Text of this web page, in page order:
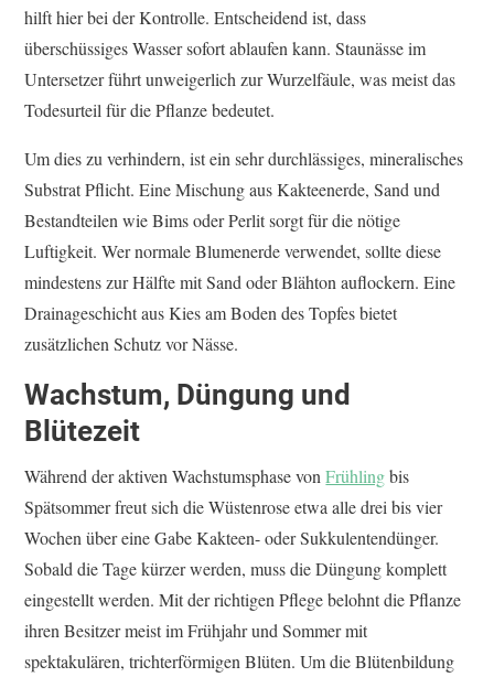
hilft hier bei der Kontrolle. Entscheidend ist, dass
überschüssiges Wasser sofort ablaufen kann. Staunässe im
Untersetzer führt unweigerlich zur Wurzelfäule, was meist das
Todesurteil für die Pflanze bedeutet.
Um dies zu verhindern, ist ein sehr durchlässiges, mineralisches
Substrat Pflicht. Eine Mischung aus Kakteenerde, Sand und
Bestandteilen wie Bims oder Perlit sorgt für die nötige
Luftigkeit. Wer normale Blumenerde verwendet, sollte diese
mindestens zur Hälfte mit Sand oder Blähton auflockern. Eine
Drainageschicht aus Kies am Boden des Topfes bietet
zusätzlichen Schutz vor Nässe.
Wachstum, Düngung und
Blütezeit
Während der aktiven Wachstumsphase vonFrühlingbis
Spätsommer freut sich die Wüstenrose etwa alle drei bis vier
Wochen über eine Gabe Kakteen- oder Sukkulentendünger.
Sobald die Tage kürzer werden, muss die Düngung komplett
eingestellt werden. Mit der richtigen Pflege belohnt die Pflanze
ihren Besitzer meist im Frühjahr und Sommer mit
spektakulären, trichterförmigen Blüten. Um die Blütenbildung